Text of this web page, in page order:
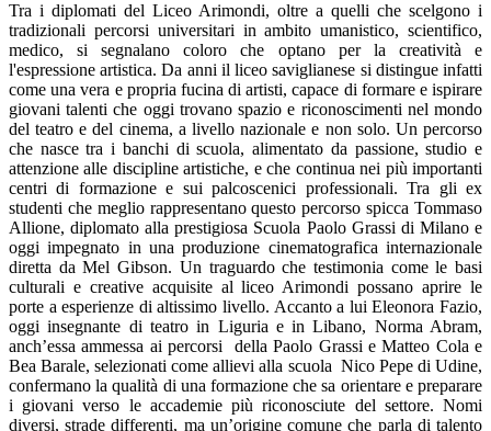
Tra i diplomati del Liceo Arimondi, oltre a quelli che scelgono i
tradizionali percorsi universitari in ambito umanistico, scientifico,
medico, si segnalano coloro che optano per la creatività e
l'espressione artistica. Da anni il liceo saviglianese si distingue infatti
come una vera e propria fucina di artisti, capace di formare e ispirare
giovani talenti che oggi trovano spazio e riconoscimenti nel mondo
del teatro e del cinema, a livello nazionale e non solo. Un percorso
che nasce tra i banchi di scuola, alimentato da passione, studio e
attenzione alle discipline artistiche, e che continua nei più importanti
centri di formazione e sui palcoscenici professionali. Tra gli ex
studenti che meglio rappresentano questo percorso spicca Tommaso
Allione, diplomato alla prestigiosa Scuola Paolo Grassi di Milano e
oggi impegnato in una produzione cinematografica internazionale
diretta da Mel Gibson. Un traguardo che testimonia come le basi
culturali e creative acquisite al liceo Arimondi possano aprire le
porte a esperienze di altissimo livello. Accanto a lui Eleonora Fazio,
oggi insegnante di teatro in Liguria e in Libano, Norma Abram,
anch’essa ammessa ai percorsi
della Paolo Grassi e Matteo Cola e
Bea Barale, selezionati come allievi alla scuola Nico Pepe di Udine,
confermano la qualità di una formazione che sa orientare e preparare
i giovani verso le accademie più riconosciute del settore. Nomi
diversi, strade differenti, ma un’origine comune che parla di talento